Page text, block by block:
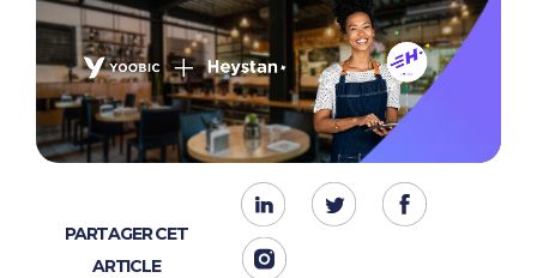
PARTAGER CET
ARTICLE